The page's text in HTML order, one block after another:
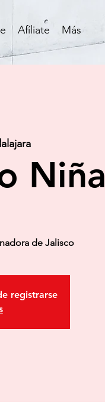
Afíliate Más
Niña
registrarse